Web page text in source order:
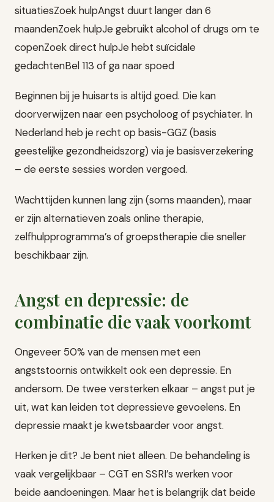
situatiesZoek hulpAngst duurt langer dan 6
maandenZoek hulpJe gebruikt alcohol of drugs om te
copenZoek direct hulpJe hebt suïcidale
gedachtenBel 113 of ga naar spoed
Beginnen bij je huisarts is altijd goed. Die kan
doorverwijzen naar een psycholoog of psychiater. In
Nederland heb je recht op basis-GGZ (basis
geestelijke gezondheidszorg) via je basisverzekering
– de eerste sessies worden vergoed.
Wachttijden kunnen lang zijn (soms maanden), maar
er zijn alternatieven zoals online therapie,
zelfhulpprogramma’s of groepstherapie die sneller
beschikbaar zijn.
Angst en depressie: de
combinatie die vaak voorkomt
Ongeveer 50% van de mensen met een
angststoornis ontwikkelt ook een depressie. En
andersom. De twee versterken elkaar – angst put je
uit, wat kan leiden tot depressieve gevoelens. En
depressie maakt je kwetsbaarder voor angst.
Herken je dit? Je bent niet alleen. De behandeling is
vaak vergelijkbaar – CGT en SSRI’s werken voor
beide aandoeningen. Maar het is belangrijk dat beide